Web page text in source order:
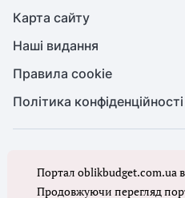
Карта сайту
Наші видання
Правила cookie
Політика конфіденційності
Повне або часткове копіювання
цитування, публікація їх
Портал oblikbudget.com.ua
Продовжуючи перегляд